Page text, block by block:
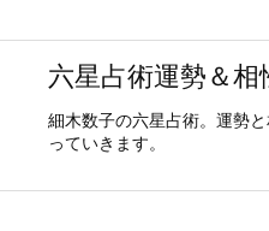
六星占術運勢＆相
細木数子の六星占術。運勢
っていきます。